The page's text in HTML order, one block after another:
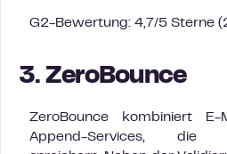
G2-Bewertung: 4,7/5 Sterne
3. ZeroBounce
ZeroBounce kombiniert E-
Append-Services, die